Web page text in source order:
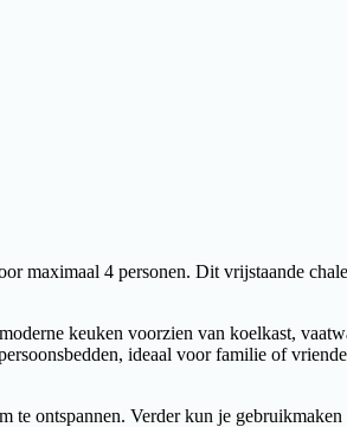
maximaal 4 personen. Dit vrijstaande
keuken voorzien van koelkast,
ideaal voor familie of
ontspannen. Verder kun je